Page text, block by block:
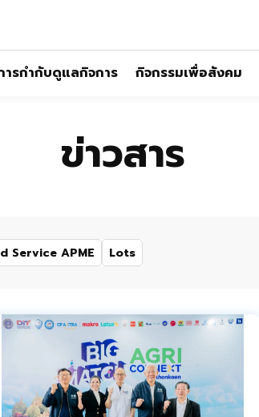
ารกำกับดูแลกิจการ กิจกรรมเพื่อสังคม
ข่าวสาร
Service APME Lots